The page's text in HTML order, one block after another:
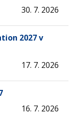
30. 7. 2026
2027 v
17. 7. 2026
16. 7. 2026